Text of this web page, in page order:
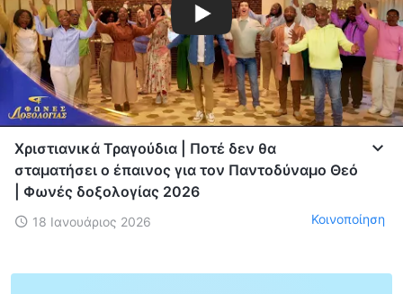
Χριστιανικά Τραγούδια | Ποτέ δεν θα
σταματήσει ο έπαινος για τον Παντοδύναμο Θεό
| Φωνές δοξολογίας 2026
18 Ιανουάριος 2026 Κοινοποίηση